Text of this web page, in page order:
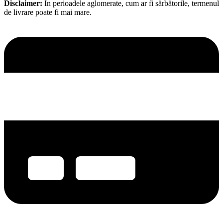
Disclaimer: În perioadele aglomerate, cum ar fi sărbătorile, termenul
de livrare poate fi mai mare.